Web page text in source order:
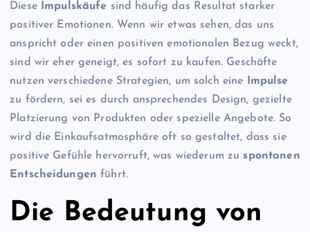
Diese Impulskäufe sind häufig das Resultat starker
positiver Emotionen. Wenn wir etwas sehen, das uns
anspricht oder einen positiven emotionalen Bezug weckt,
sind wir eher geneigt, es sofort zu kaufen. Geschäfte
nutzen verschiedene Strategien, um solch eine Impulse
zu fördern, sei es durch ansprechendes Design, gezielte
Platzierung von Produkten oder spezielle Angebote. So
wird die Einkaufsatmosphäre oft so gestaltet, dass sie
positive Gefühle hervorruft, was wiederum zu spontanen
Entscheidungen führt.
Die Bedeutung von